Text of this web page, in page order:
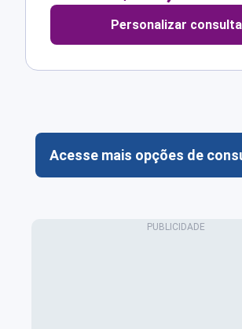
Personalizar consulta
Acesse mais opções de